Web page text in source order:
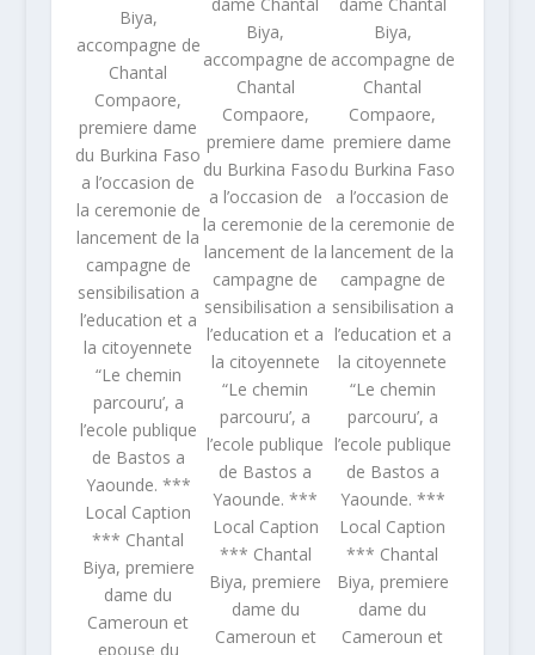
Biya,
accompagne de
Chantal
Compaore,
premiere dame
du Burkina Faso
a l’occasion de
la ceremonie de
lancement de la
campagne de
sensibilisation a
l’education et a
la citoyennete
“Le chemin
parcouru’, a
l’ecole publique
de Bastos a
Yaounde. ***
Local Caption
*** Chantal
Biya, premiere
dame du
Cameroun et
epouse du
Biya,
accompagne de
Chantal
Compaore,
premiere dame
du Burkina Faso
a l’occasion de
la ceremonie de
lancement de la
campagne de
sensibilisation a
l’education et a
la citoyennete
“Le chemin
parcouru’, a
l’ecole publique
de Bastos a
Yaounde. ***
Local Caption
*** Chantal
Biya, premiere
dame du
Cameroun et
Biya,
accompagne de
Chantal
Compaore,
premiere dame
du Burkina Faso
a l’occasion de
la ceremonie de
lancement de la
campagne de
sensibilisation a
l’education et a
la citoyennete
“Le chemin
parcouru’, a
l’ecole publique
de Bastos a
Yaounde. ***
Local Caption
*** Chantal
Biya, premiere
dame du
Cameroun et